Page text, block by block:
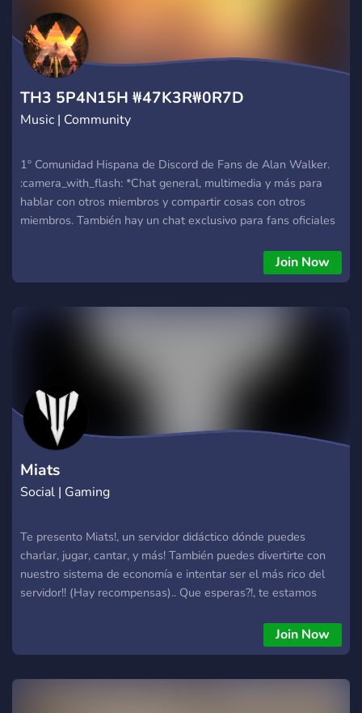
buscamos actualmente? 🖇 • Cazadores de Alianza • Gente
muy activa y Buena onda • Staff.
﹀﹀﹀﹀﹀﹀﹀﹀﹀﹀﹀﹀﹀﹀﹀﹀﹀﹀﹀﹀ Esperamos que
la pases bien y te sientas integrado. Bienvenid@
────────────────────────────── ◇ ◆ ◇
TH3 5P4N15H ₩47K3R₩0R7D
Music | Community
1º Comunidad Hispana de Discord de Fans de Alan Walker.
:camera_with_flash: *Chat general, multimedia y más para
hablar con otros miembros y compartir cosas con otros
miembros. También hay un chat exclusivo para fans oficiales
discusiones de teorías del lore de Alan Walker.* ┊:robot:
*Verificación por separado de fans oficiales de Alan Walker y
ayuda y dudas, :handshake: alianzas :handshake: , memes,
bots de juegos de Discord, diversos canales de voz para
diferentes eventos, escuchar música o hablar con otros
miembros, canales temporales de voz y también muy pronto
canal de roleplay de Walkerss
Join Now
Miats
Social | Gaming
Te presento Miats!, un servidor didáctico dónde puedes
charlar, jugar, cantar, y más! También puedes divertirte con
nuestro sistema de economía e intentar ser el más rico del
servidor!! (Hay recompensas).. Que esperas?!, te estamos
Join Now